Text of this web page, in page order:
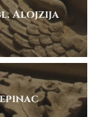
Alojzija